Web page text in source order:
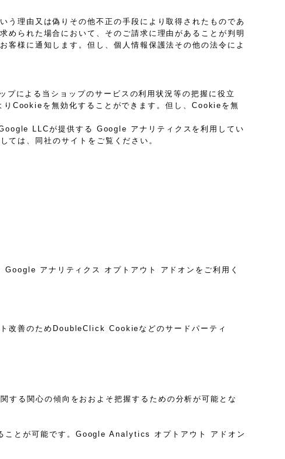
う理由又は偽りその他不正の手段により取得されたものであ
められた場合において、そのご請求に理由があることが判明
客様に通知します。但し、個人情報保護法その他の法令によ
による当ショップのサービスの利用状況等の把握に役立
Cookieを無効化することができます。但し、Cookieを無
LLCが提供する Google アナリティクスを利用してい
は、同社のサイトをご覧ください。
アナリティクス オプトアウト アドオンをご利用く
改善のためDoubleClick Cookieなどのサードパーティ
る関心の傾向をおおよそ把握するための分析が可能とな
ことが可能です。Google Analytics オプトアウト アドオン